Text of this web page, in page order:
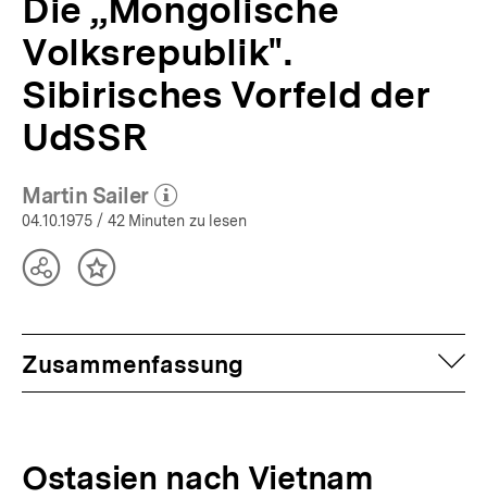
Die „Mongolische
Volksrepublik".
Sibirisches Vorfeld der
UdSSR
Martin Sailer
(Mehr zum Autor)
öffnen
04.10.1975 / 42 Minuten zu lesen
TeilenInhalt
Zusammenfassung
Ostasien nach Vietnam